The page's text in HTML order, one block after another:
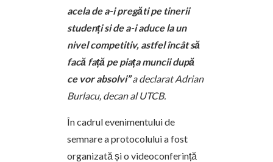
acela de a-i pregăti pe tinerii
studenți si de a-i aduce la un
nivel competitiv, astfel încât să
facă față pe piața muncii după
ce vor absolvi”a declarat Adrian
Burlacu, decan al UTCB.
În cadrul evenimentului de
semnare a protocolului a fost
organizată și o videoconferință